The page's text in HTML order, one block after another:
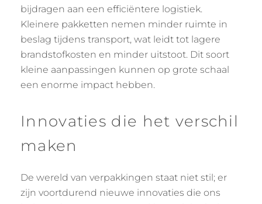
bijdragen aan een efficiëntere logistiek.
Kleinere pakketten nemen minder ruimte in
beslag tijdens transport, wat leidt tot lagere
brandstofkosten en minder uitstoot. Dit soort
kleine aanpassingen kunnen op grote schaal
een enorme impact hebben.
Innovaties die het verschil
maken
De wereld van verpakkingen staat niet stil; er
zijn voortdurend nieuwe innovaties die ons